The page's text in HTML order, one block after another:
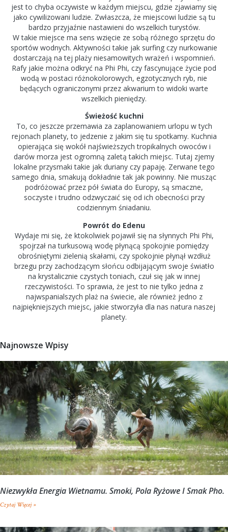
jest to chyba oczywiste w każdym miejscu, gdzie zjawiamy się
jako cywilizowani ludzie. Zwłaszcza, że miejscowi ludzie są tu
bardzo przyjaźnie nastawieni do wszelkich turystów.
W takie miejsce ma sens wzięcie ze sobą różnego sprzętu do
sportów wodnych. Aktywności takie jak surfing czy nurkowanie
dostarczają na tej plaży niesamowitych wrażeń i wspomnień.
Rafy jakie można odkryć na Phi Phi, czy fascynujące życie pod
wodą w postaci różnokolorowych, egzotycznych ryb, nie
będących ograniczonymi przez akwarium to widoki warte
wszelkich pieniędzy.
Świeżość kuchni
To, co jeszcze przemawia za zaplanowaniem urlopu w tych
rejonach planety, to jedzenie z jakim się tu spotkamy. Kuchnia
opierająca się wokół najświeższych tropikalnych owoców i
darów morza jest ogromną zaletą takich miejsc. Tutaj zjemy
lokalne przysmaki takie jak duriany czy papaję. Zerwane tego
samego dnia, smakują dokładnie tak jak powinny. Nie musząc
podróżować przez pół świata do Europy, są smaczne,
soczyste i trudno odzwyczaić się od ich obecności przy
codziennym śniadaniu.
Powrót do Edenu
Wydaje mi się, że ktokolwiek pojawił się na słynnych Phi Phi,
spojrzał na turkusową wodę płynącą spokojnie pomiędzy
obrośniętymi zielenią skałami, czy spokojnie płynął wzdłuż
brzegu przy zachodzącym słońcu odbijającym swoje światło
na krystalicznie czystych toniach, czuł się jak w innej
rzeczywistości. To sprawia, że jest to nie tylko jedna z
najwspanialszych plaż na świecie, ale również jedno z
najpiękniejszych miejsc, jakie stworzyła dla nas natura naszej
planety.
Najnowsze Wpisy
Niezwykła Energia Wietnamu. Smoki, Pola Ryżowe I Smak Pho.
Czytaj Więcej »